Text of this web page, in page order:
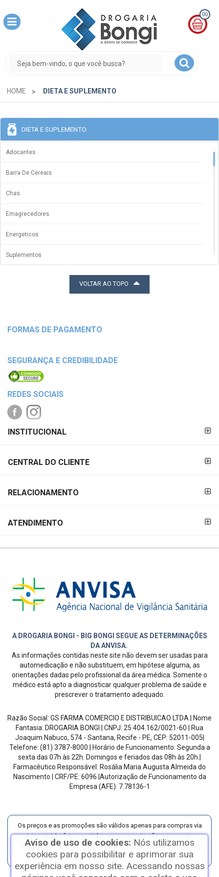
00
R$
0,00
HOME DIETA E SUPLEMENTO
DIETA E SUPLEMENTO
Adocantes
Barra De Cereais
Chas
Emagrecedores
Energeticos
Suplementos
VOLTAR AO TOPO
FORMAS DE PAGAMENTO
SEGURANÇA E CREDIBILIDADE
REDES SOCIAIS
PAGAMENTO
INSTITUCIONAL
CENTRAL DO CLIENTE
RELACIONAMENTO
ATENDIMENTO
A DROGARIA BONGI - BIG BONGI SEGUE AS DETERMINAÇÕES
DA ANVISA.
As informações contidas neste site não devem ser usadas para
automedicação e não substituem, em hipótese alguma, as
orientações dadas pelo profissional da área médica. Somente o
médico está apto a diagnosticar qualquer problema de saúde e
prescrever o tratamento adequado.
Razão Social: GS FARMA COMERCIO E DISTRIBUICAO LTDA
| Nome
Fantasia: DROGARIA BONGI | CNPJ: 25.404.162/0021-60
Rua
Joaquim Nabuco, 574 - Santana, Recife - PE, CEP: 52011-005
Telefone: (81) 3787-8000 | Horário de Funcionamento: Segunda a
sexta das 07h às 22h. Domingos e feriados das 08h às 20h.
Farmacêutico Responsável: Rosália Maria Augusta Almeida do
Nascimento
| CRF/PE: 6096 |Autorização de Funcionamento da
Empresa (AFE): 7.78136-1
Os preços e as promoções são válidos apenas para compras via
internet. | As fotos contidas em nosso site são meramente
ilustrativas. | *Preços e disponibilidade sujeitos a alterações no
decorrer do dia.
Aviso de uso de cookies: Nós utilizamos
cookies para possibilitar e aprimorar sua
experiência em nosso site. Acessando nossas